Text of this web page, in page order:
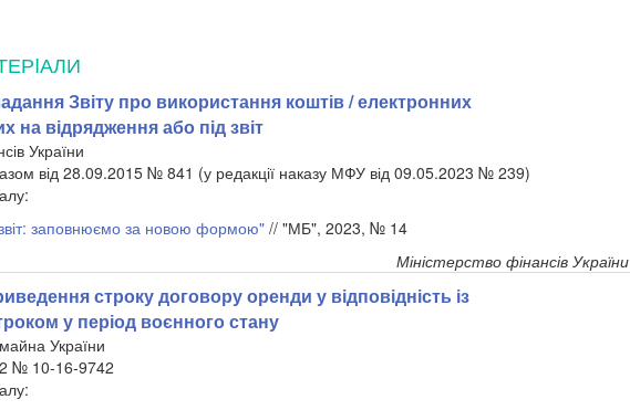
Звіту про використання коштів / електронних
на відрядження або під звіт
України
від 28.09.2015 № 841 (у редакції наказу МФУ від 09.05.2023 № 239)
заповнюємо за новою формою"// "МБ", 2023, № 14
Міністерство фінансів України
строку договору оренди у відповідність із
у період воєнного стану
України
№ 10-16-9742